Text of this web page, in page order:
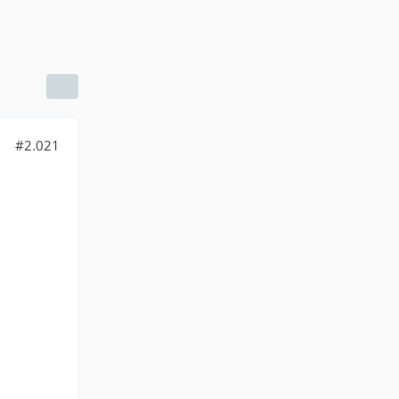
#2.021